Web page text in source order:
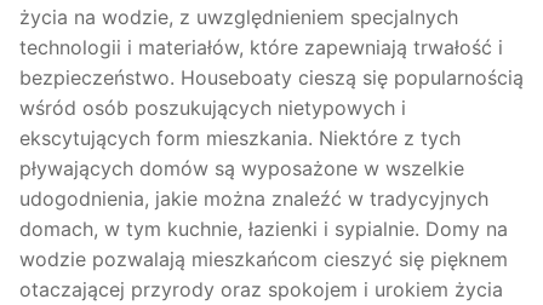
życia na wodzie, z uwzględnieniem specjalnych
technologii i materiałów, które zapewniają trwałość i
bezpieczeństwo. Houseboaty cieszą się popularnością
wśród osób poszukujących nietypowych i
ekscytujących form mieszkania. Niektóre z tych
pływających domów są wyposażone w wszelkie
udogodnienia, jakie można znaleźć w tradycyjnych
domach, w tym kuchnie, łazienki i sypialnie. Domy na
wodzie pozwalają mieszkańcom cieszyć się pięknem
otaczającej przyrody oraz spokojem i urokiem życia